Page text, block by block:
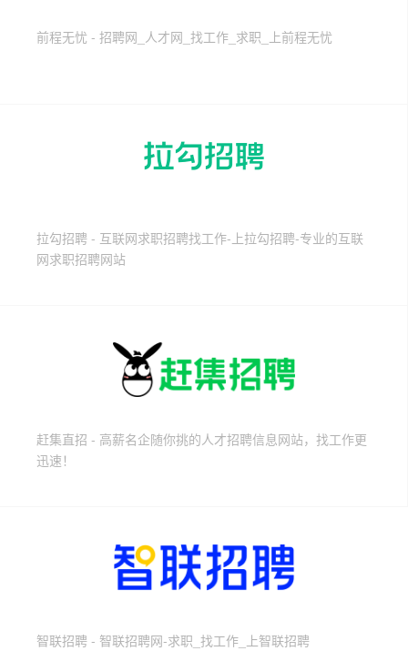
前程无忧 - 招聘网_人才网_找工作_求职_上前程无忧
拉勾招聘 - 互联网求职招聘找工作-上拉勾招聘-专业的互联
网求职招聘网站
赶集直招 - 高薪名企随你挑的人才招聘信息网站，找工作更
迅速！
智联招聘 - 智联招聘网-求职_找工作_上智联招聘